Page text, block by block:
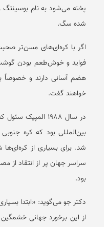
پخته می‌شود به نام
شده سگ.
اگر با کره‌ای‌های مسن‌تر
فواید و خوش‌طعم بودن
هضم آسانی دارند و خصوصاً
خواهند گفت.
در سال ۱۹۸۸
بین‌المللی بود که کره
شد. برای بسیاری از کره‌ای‌ها
سراسر جهان پر از انتقاد
بود.
دکتر جو می‌گوید: «ابتدا
از این برخورد جهانی